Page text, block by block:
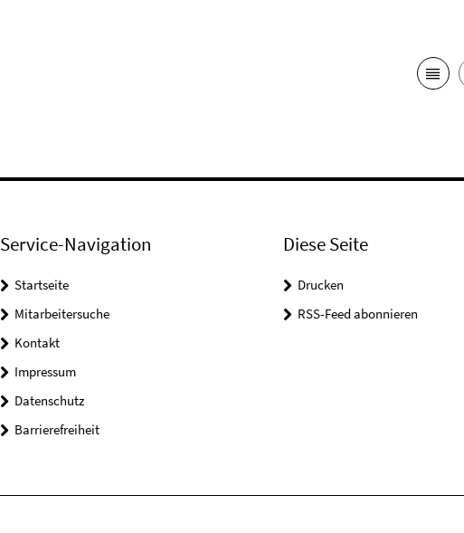
Service-Navigation
Startseite
Mitarbeitersuche
Kontakt
Impressum
Datenschutz
Barrierefreiheit
Diese Seite
Drucken
RSS-Feed abonnieren